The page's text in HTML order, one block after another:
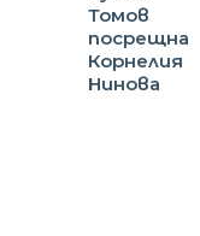
Томов
посрещна
Корнелия
Нинова